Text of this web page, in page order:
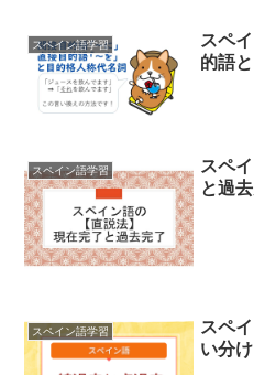
スペイン語学習
スペ
的語
スペイン語学習
スペ
と過
スペイン語学習
スペ
い分け